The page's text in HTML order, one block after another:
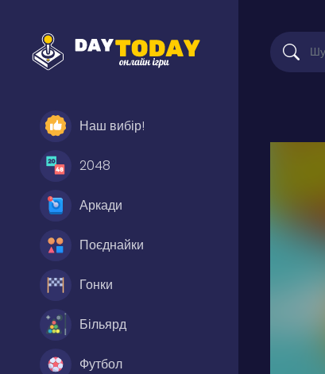
Наш вибір!
2048
Аркади
Поєднайки
Гонки
Більярд
Футбол